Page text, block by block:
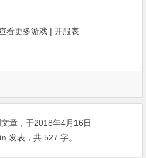
看更多游戏 | 开服表
章，于2018年4月16日
发表，共 527 字。